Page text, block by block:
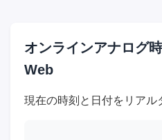
オンラインアナログ
Web
現在の時刻と日付をリアル